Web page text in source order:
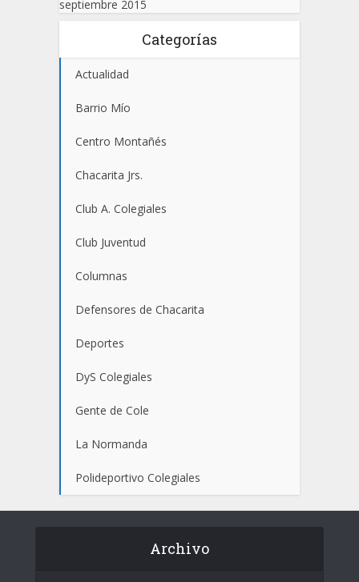
septiembre 2015
Categorías
Actualidad
Barrio Mío
Centro Montañés
Chacarita Jrs.
Club A. Colegiales
Club Juventud
Columnas
Defensores de Chacarita
Deportes
DyS Colegiales
Gente de Cole
La Normanda
Polideportivo Colegiales
Archivo